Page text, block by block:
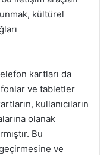
kültürel
kartları da
ve tabletler
kullanıcıların
olanak
Bu
ve